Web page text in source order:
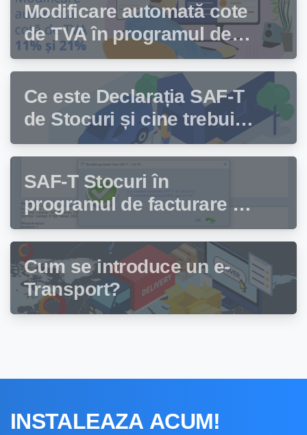
Modificare automată cote
de TVA în programul de
facturare Facturis
Ce este Declarația SAF-T
de Stocuri și cine trebuie
să depună această
declarație?
SAF-T Stocuri în
programul de facturare și
gestiune stocuri Facturis
Cum se introduce un e-
Transport?
INSTALEAZA ACUM!